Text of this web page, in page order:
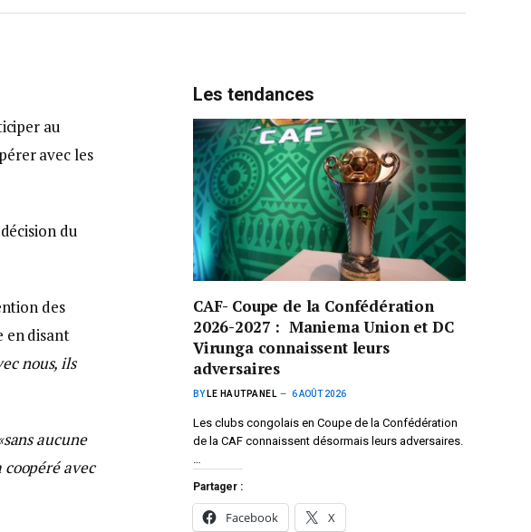
au
avec les
du
des
en disant
nous, ils
aucune
avec
Les tendances
CAF- Coupe de la Confédération
2026-2027 : Maniema Union et DC
Virunga connaissent leurs
adversaires
BY LE HAUTPANEL 6 AOÛT 2026
Les clubs congolais en Coupe de la Confédération
de la CAF connaissent désormais leurs adversaires.
…
Partager :
Facebook X